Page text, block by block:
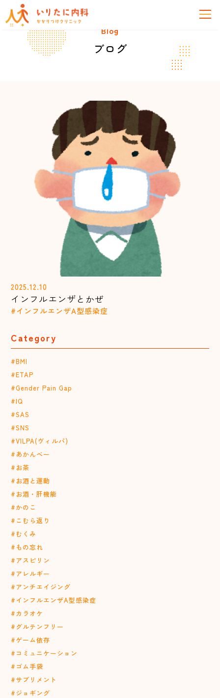
Blog
ブログ
2025.12.10
インフルエンザとかぜ
#インフルエンザA型感染症
Category
#BMI
#ETAP
#Gender Pain Gap
#IQ
#SAS
#SNS
#VILPA(ヴィルパ)
#あかんベー
#お茶
#お酒と運動
#お酒・肝機能
#かのこ
#こむら返り
#むくみ
#もの忘れ
#アスピリン
#アレルギー
#アンチエイジング
#インフルエンザA型感染症
#カラオケ
#グルテンフリー
#ゲーム依存
#コミュニケーション
#ゴム手袋
#サプリメント
#ジョギング